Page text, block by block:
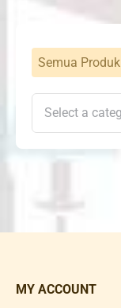
Semua Produk
MY ACCOUNT